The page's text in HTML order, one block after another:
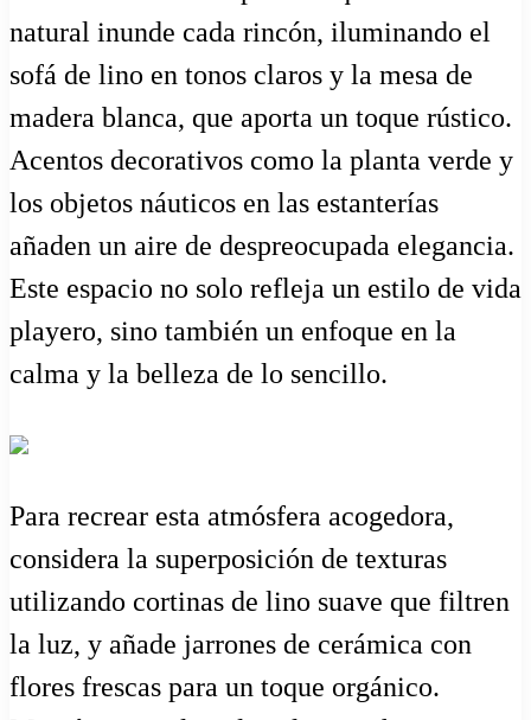
natural inunde cada rincón, iluminando el
sofá de lino en tonos claros y la mesa de
madera blanca, que aporta un toque rústico.
Acentos decorativos como la planta verde y
los objetos náuticos en las estanterías
añaden un aire de despreocupada elegancia.
Este espacio no solo refleja un estilo de vida
playero, sino también un enfoque en la
calma y la belleza de lo sencillo.
Para recrear esta atmósfera acogedora,
considera la superposición de texturas
utilizando cortinas de lino suave que filtren
la luz, y añade jarrones de cerámica con
flores frescas para un toque orgánico.